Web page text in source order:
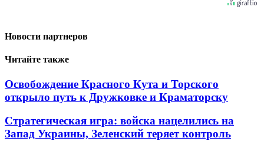
Новости партнеров
Читайте также
Освобождение Красного Кута и Торского
открыло путь к Дружковке и Краматорску
Стратегическая игра: войска нацелились на
Запад Украины, Зеленский теряет контроль